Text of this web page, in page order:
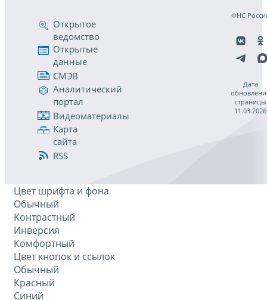
Открытое
ведомство
Открытые
данные
СМЭВ
Аналитический
портал
Видеоматериалы
Карта
сайта
RSS
ФНС
Дата
страницы
11.03.2026
Цвет шрифта и фона
Обычный
Контрастный
Инверсия
Комфортный
Цвет кнопок и ссылок
Обычный
Красный
Синий